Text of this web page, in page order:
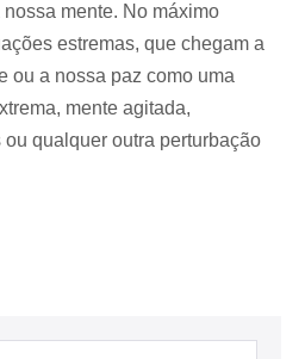
mente. No máximo
estremas, que chegam a
ou a nossa paz como uma
mente agitada,
qualquer outra perturbação